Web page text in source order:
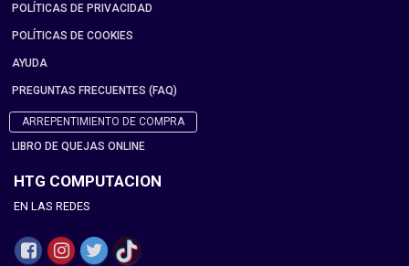
POLÍTICAS DE PRIVACIDAD
POLÍTICAS DE COOKIES
AYUDA
PREGUNTAS FRECUENTES (FAQ)
ARREPENTIMIENTO DE COMPRA
LIBRO DE QUEJAS ONLINE
HTG COMPUTACION
EN LAS REDES